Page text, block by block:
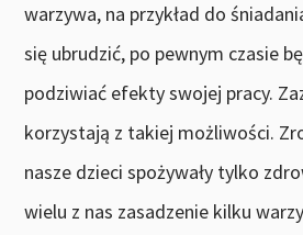
warzywa, na przykład do
się ubrudzić, po pewnym czasie
podziwiać efekty swojej pracy.
korzystają z takiej możliwości.
nasze dzieci spożywały tylko
wielu z nas zasadzenie kilku